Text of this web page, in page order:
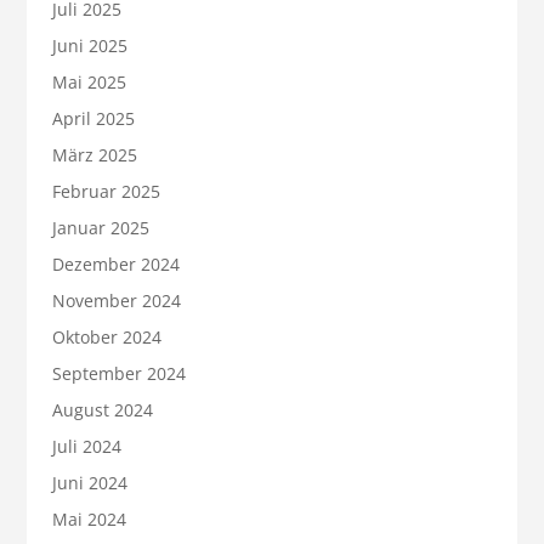
Juli 2025
Juni 2025
Mai 2025
April 2025
März 2025
Februar 2025
Januar 2025
Dezember 2024
November 2024
Oktober 2024
September 2024
August 2024
Juli 2024
Juni 2024
Mai 2024